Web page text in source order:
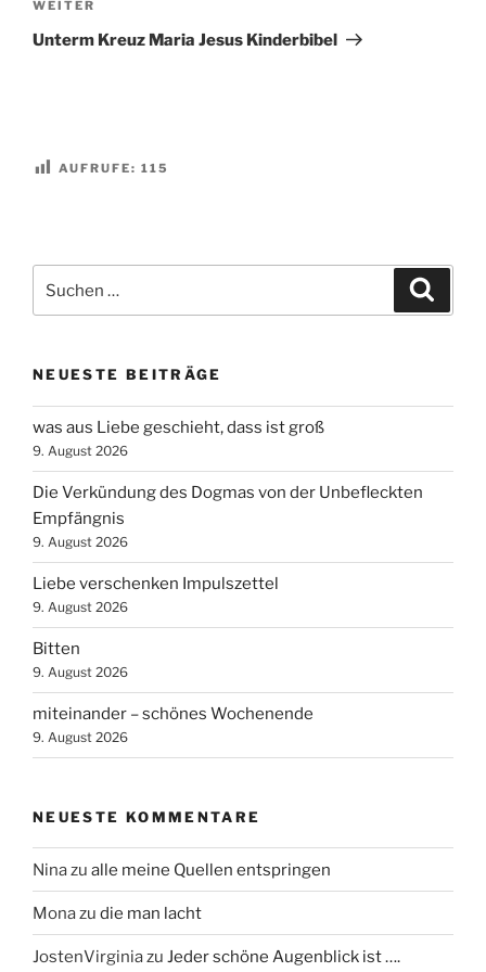
Nächster
Beitrag
WEITER
Unterm Kreuz Maria Jesus Kinderbibel
AUFRUFE: 115
nach:
NEUESTE BEITRÄGE
was aus Liebe geschieht, dass ist groß
9. August 2026
Die Verkündung des Dogmas von der Unbefleckten
Empfängnis
9. August 2026
Liebe verschenken Impulszettel
9. August 2026
Bitten
9. August 2026
miteinander – schönes Wochenende
9. August 2026
NEUESTE KOMMENTARE
Ninazu alle meine Quellen entspringen
Monazu die man lacht
JostenVirginiazu Jeder schöne Augenblick ist ….